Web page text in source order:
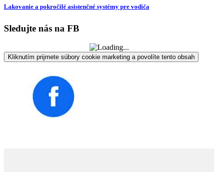
Lakovanie a pokročilé asistenčné systémy pre vodiča
Sledujte nás na FB
Kliknutím prijmete súbory cookie marketing a povolíte tento obsah